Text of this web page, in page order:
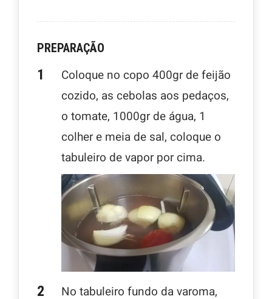
PREPARAÇÃO
Coloque no copo 400gr de feijão
cozido, as cebolas aos pedaços,
o tomate, 1000gr de água, 1
colher e meia de sal, coloque o
tabuleiro de vapor por cima.
No tabuleiro fundo da varoma,